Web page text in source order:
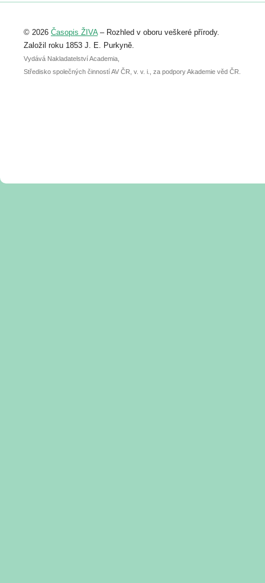
abstraktu přihlášené přednášky nebo
posteru je už 30. června.
© 2026 Časopis ŽIVA– Rozhled v oboru veškeré přírody.
Založil roku 1853 J. E. Purkyně.
Vydává Nakladatelství Academia,
Středisko společných činností AV ČR, v. v. i., za podpory Akademie věd ČR.